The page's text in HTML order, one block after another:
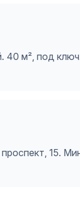
40 м², под
15.